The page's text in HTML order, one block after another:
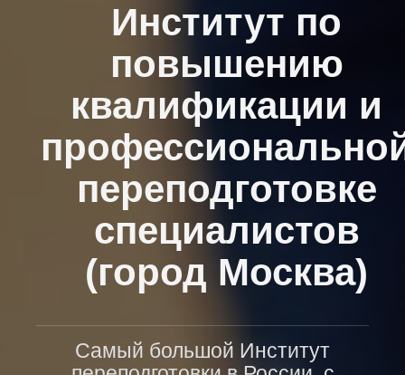
Институт по
повышению
квалификации и
переподготовке
специалистов
(город Москва)
Самый большой Институт